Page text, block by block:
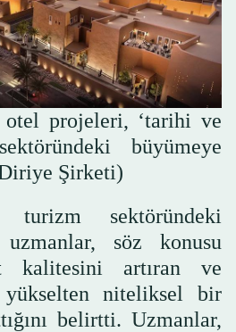
projeleri, ‘tarihi ve
büyümeye
Şirketi)
turizm sektöründeki
uzmanlar, söz konusu
kalitesini artıran ve
niteliksel bir
belirtti. Uzmanlar,